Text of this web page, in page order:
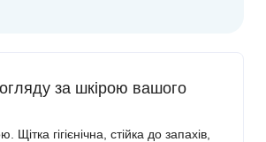
за шкірою вашого
гігієнічна, стійка до запахів,